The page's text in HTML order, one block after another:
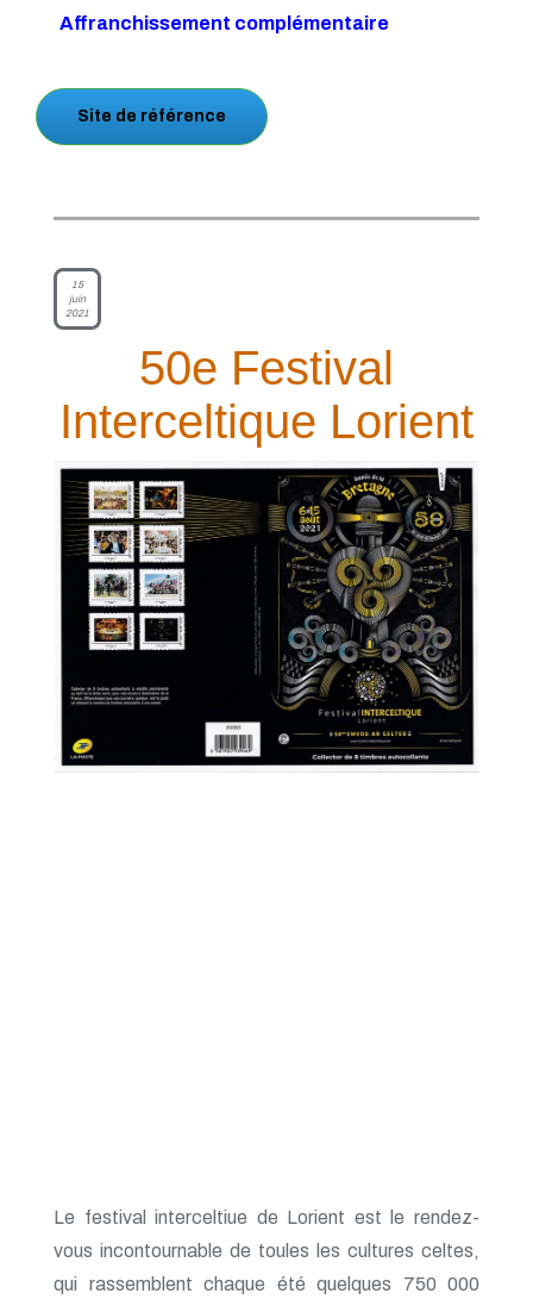
Affranchissement complémentaire
Site de référence
15
juin
2021
50e Festival
Interceltique Lorient
Le festival interceltiue de Lorient est le rendez-
vous incontournable de toules les cultures celtes,
qui rassemblent chaque été quelques 750 000